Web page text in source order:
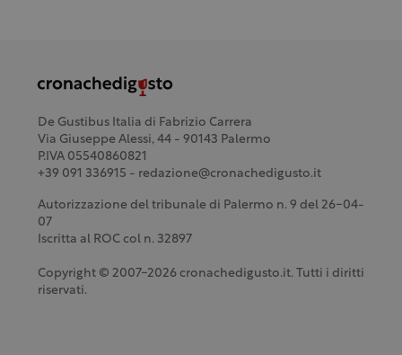
De Gustibus Italia di Fabrizio Carrera
Via Giuseppe Alessi, 44 - 90143 Palermo
P.IVA 05540860821
+39 091 336915 - redazione@cronachedigusto.it
Autorizzazione del tribunale di Palermo n. 9 del 26-04-
07
Iscritta al ROC col n. 32897
Copyright © 2007-2026 cronachedigusto.it. Tutti i diritti
riservati.